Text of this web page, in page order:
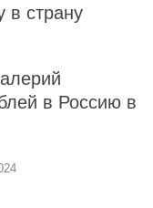
в страну
в Россию в